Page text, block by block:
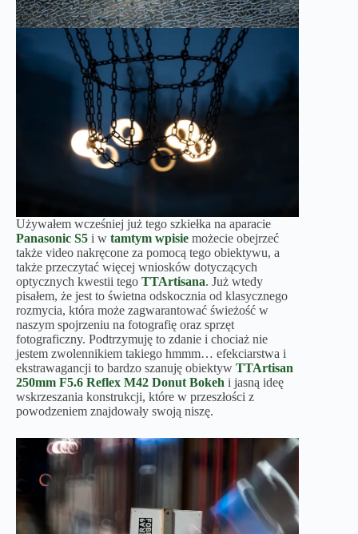
Używałem wcześniej już tego szkiełka na aparacie
Panasonic S5 i w tamtym wpisie możecie obejrzeć
także video nakręcone za pomocą tego obiektywu, a
także przeczytać więcej wniosków dotyczących
optycznych kwestii tego TTArtisana. Już wtedy
pisałem, że jest to świetna odskocznia od klasycznego
rozmycia, która może zagwarantować świeżość w
naszym spojrzeniu na fotografię oraz sprzęt
fotograficzny. Podtrzymuję to zdanie i chociaż nie
jestem zwolennikiem takiego hmmm… efekciarstwa i
ekstrawagancji to bardzo szanuję obiektyw TTArtisan
250mm F5.6 Reflex M42 Donut Bokeh i jasną ideę
wskrzeszania konstrukcji, które w przeszłości z
powodzeniem znajdowały swoją niszę.